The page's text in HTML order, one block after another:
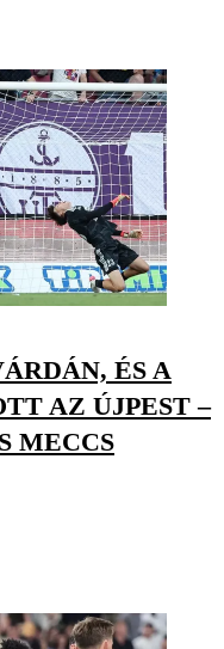
ÉS A
AZ ÚJPEST –
MECCS